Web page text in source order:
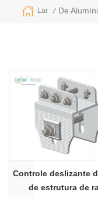
Lar / De
Controle deslizante
de estrutura de